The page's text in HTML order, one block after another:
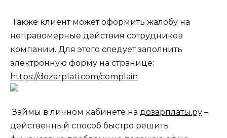
Также клиент может оформить жалобу на
неправомерные действия сотрудников
компании. Для этого следует заполнить
электронную форму на странице:
https://dozarplati.com/complain
Займы в личном кабинете на дозарплаты.ру –
действенный способ быстро решить